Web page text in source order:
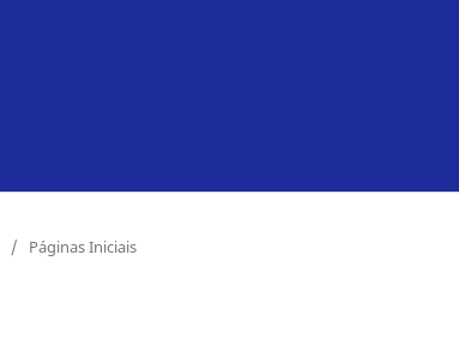
/ Páginas Iniciais